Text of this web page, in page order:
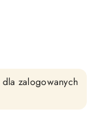
zalogowanych